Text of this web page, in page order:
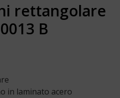
rettangolare
B
in laminato acero